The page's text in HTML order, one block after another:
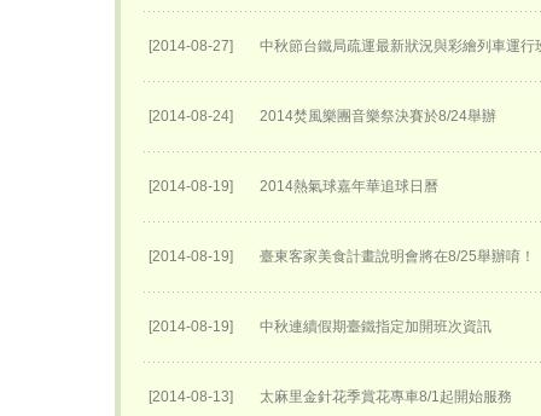
[2014-08-27] 中秋節台鐵局疏運最新狀況與彩繪列車運行
[2014-08-24] 2014焚風樂團音樂祭決賽於8/24舉辦
[2014-08-19] 2014熱氣球嘉年華追球日曆
[2014-08-19] 臺東客家美食計畫說明會將在8/25舉辦唷！
[2014-08-19] 中秋連續假期臺鐵指定加開班次資訊
[2014-08-13] 太麻里金針花季賞花專車8/1起開始服務